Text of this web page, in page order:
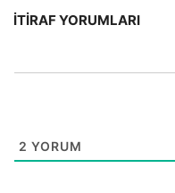
İTIRAF YORUMLARI
2 YORUM